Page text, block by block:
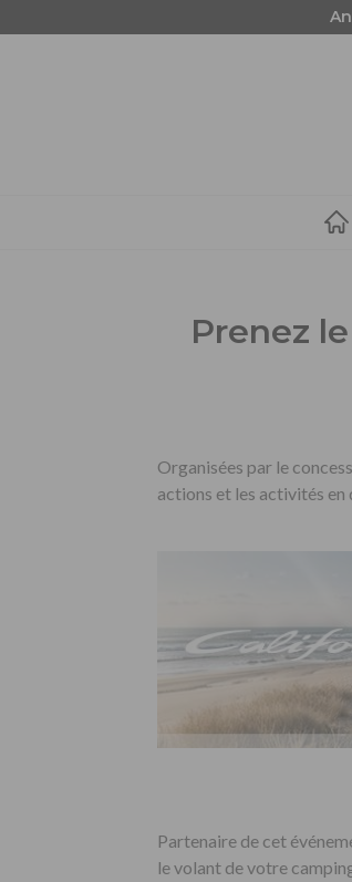
Prenez
Organisées par le
actions et les activités en
Partenaire de cet
le volant de votre